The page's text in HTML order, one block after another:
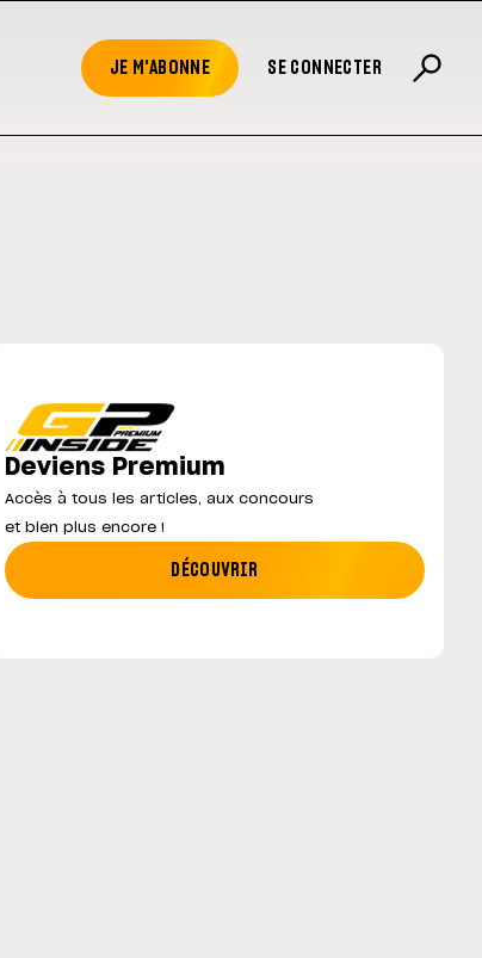
JE M'ABONNE SE CONNECTER
MotoGP : les cinq constructeurs signent
accord historique pour 2027-2031
Deviens Premium
Accès à tous les articles, aux concours
et bien plus encore !
DÉCOUVRIR